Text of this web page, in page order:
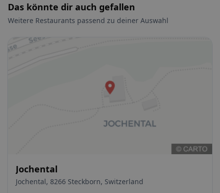
Das könnte dir auch gefallen
Weitere Restaurants passend zu deiner Auswahl
Jochental
Jochental, 8266 Steckborn, Switzerland